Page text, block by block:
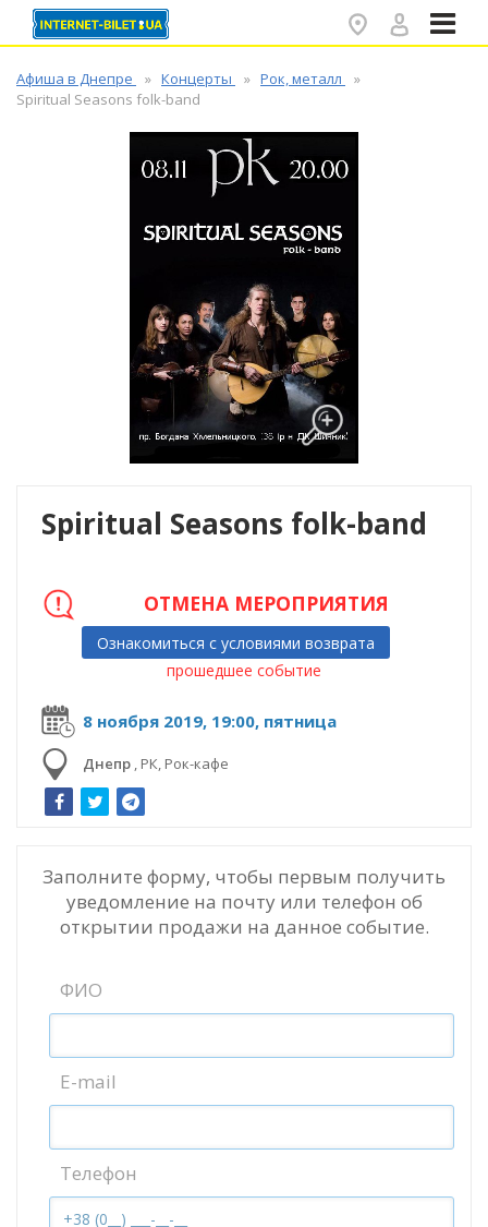
Афиша в Днепре Концерты
Рок, металл
Spiritual Seasons folk-band
Spiritual Seasons folk-band
8 ноября 2019, 19:00, пятница
Днепр , РК, Рок-кафе
ОТМЕНА МЕРОПРИЯТИЯ
Ознакомиться с условиями возврата
прошедшее событие
Заполните форму, чтобы первым получить
уведомление на почту или телефон об
открытии продажи на данное событие.
ФИО
E-mail
Телефон